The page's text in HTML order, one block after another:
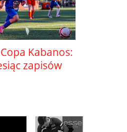
Kabanos:
zapisów